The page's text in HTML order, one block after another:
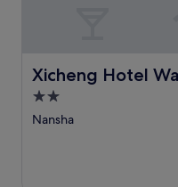
Xicheng Hotel
Xicheng Hotel Wanda
2.0-
Sterne-
Nansha